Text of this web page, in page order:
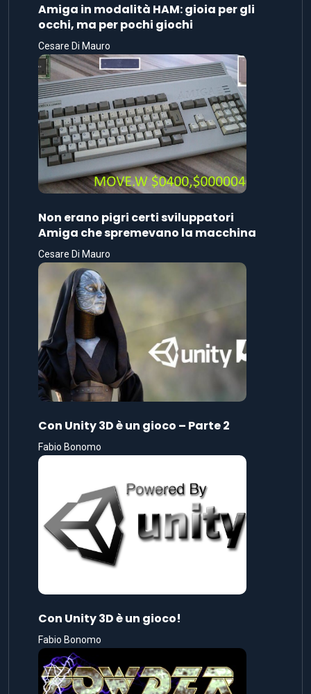
Amiga in modalità HAM: gioia per gli
occhi, ma per pochi giochi
Cesare Di Mauro
Non erano pigri certi sviluppatori
Amiga che spremevano la macchina
Cesare Di Mauro
Con Unity 3D è un gioco – Parte 2
Fabio Bonomo
Con Unity 3D è un gioco!
Fabio Bonomo